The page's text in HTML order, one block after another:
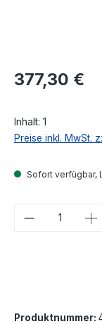
Regulärer Preis:
377,30 €
Inhalt: 1
Preise inkl. MwSt.
Sofort verfügbar,
Produkt
Produktnummer: